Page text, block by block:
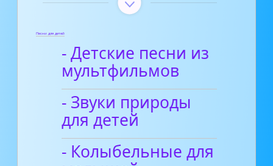
Песни для детей
- Детские песни из
мультфильмов
- Звуки природы
для детей
- Колыбельные для